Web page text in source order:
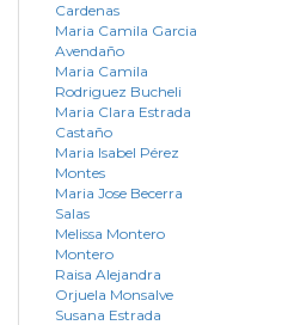
Cardenas
Maria Camila Garcia
Avendaño
Maria Camila
Rodriguez Bucheli
Maria Clara Estrada
Castaño
Maria Isabel Pérez
Montes
Maria Jose Becerra
Salas
Melissa Montero
Montero
Raisa Alejandra
Orjuela Monsalve
Susana Estrada